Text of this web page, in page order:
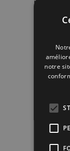
pour les
Pour
notre